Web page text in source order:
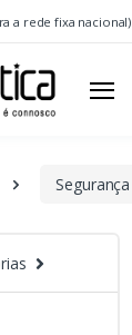
a rede fixa nacional)
Segurança